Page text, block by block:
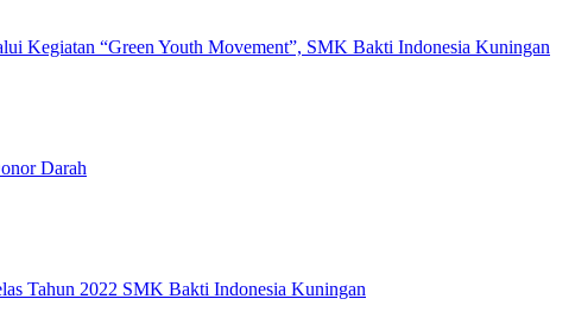
Kegiatan “Green Youth Movement”, SMK Bakti Indonesia Kuningan
Darah
Tahun 2022 SMK Bakti Indonesia Kuningan